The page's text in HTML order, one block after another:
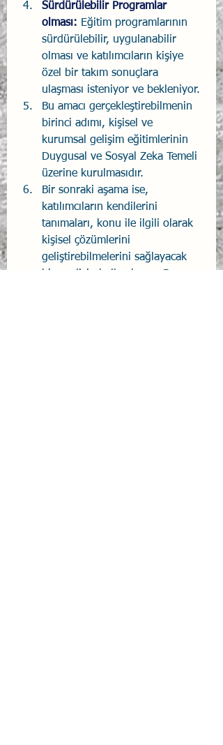
Sürdürülebilir Programlar
olması: Eğitim programlarının
sürdürülebilir, uygulanabilir
olması ve katılımcıların kişiye
özel bir takım sonuçlara
ulaşması isteniyor ve bekleniyor.
Bu amacı gerçekleştirebilmenin
birinci adımı, kişisel ve
kurumsal gelişim eğitimlerinin
Duygusal ve Sosyal Zeka Temeli
üzerine kurulmasıdır.
Bir sonraki aşama ise,
katılımcıların kendilerini
tanımaları, konu ile ilgili olarak
kişisel çözümlerini
geliştirebilmelerini sağlayacak